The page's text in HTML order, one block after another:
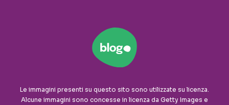
Le immagini presenti su questo sito sono utilizzate su licenza.
Alcune immagini sono concesse in licenza da Getty Images e